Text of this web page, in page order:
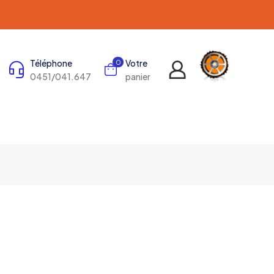
Téléphone
0451/041.647
0
Votre
panier